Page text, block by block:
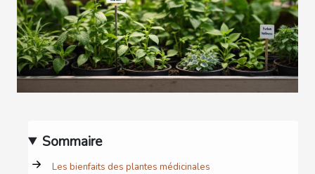
Sommaire
Les bienfaits des plantes médicinales